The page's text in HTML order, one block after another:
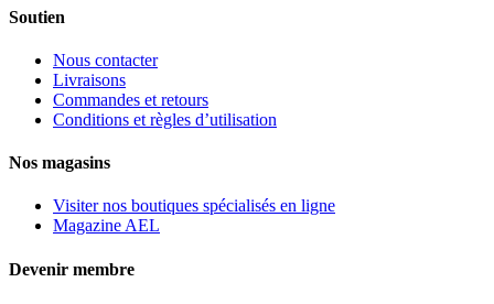
Soutien
Nous contacter
Livraisons
Commandes et retours
Conditions et règles d’utilisation
Nos magasins
Visiter nos boutiques spécialisés en ligne
Magazine AEL
Devenir membre